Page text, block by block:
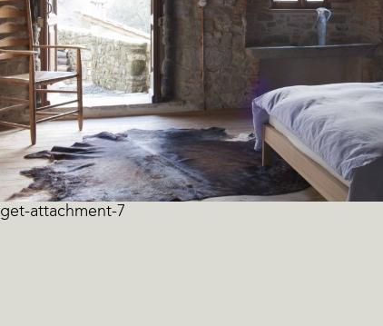
get-attachment-7